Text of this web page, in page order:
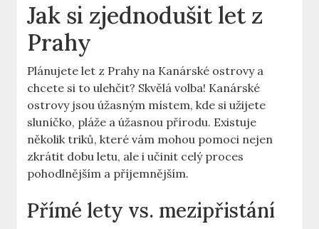
Jak si zjednodušit let z
Prahy
Plánujete let z Prahy na Kanárské ostrovy a
chcete si to ulehčit? Skvělá volba! Kanárské
ostrovy jsou úžasným místem, kde si užijete
sluníčko, pláže a úžasnou přírodu. Existuje
několik triků, které vám mohou pomoci nejen
zkrátit dobu letu, ale i učinit celý proces
pohodlnějším a příjemnějším.
Přímé lety vs. mezipřistání